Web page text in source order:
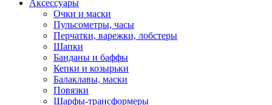
Аксессуары
Очки и маски
Пульсометры, часы
Перчатки, варежки, лобстеры
Шапки
Банданы и баффы
Кепки и козырьки
Балаклавы, маски
Повязки
Шарфы-трансформеры